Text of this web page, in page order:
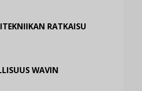
RATKAISU
WAVIN